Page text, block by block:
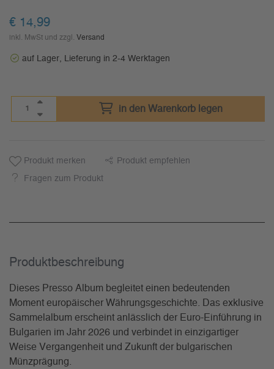
€ 14,99
inkl. MwSt und zzgl. Versand
auf Lager, Lieferung in 2-4 Werktagen
in den Warenkorb legen
Produkt merken Produkt empfehlen
Fragen zum Produkt
Produkt­beschreibung
Dieses Presso Album begleitet einen bedeutenden
Moment europäischer Währungsgeschichte. Das exklusive
Sammelalbum erscheint anlässlich der Euro-Einführung in
Bulgarien im Jahr 2026 und verbindet in einzigartiger
Weise Vergangenheit und Zukunft der bulgarischen
Münzprägung.